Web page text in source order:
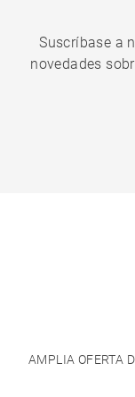
Suscríbase a
novedades
AMPLIA OFERTA